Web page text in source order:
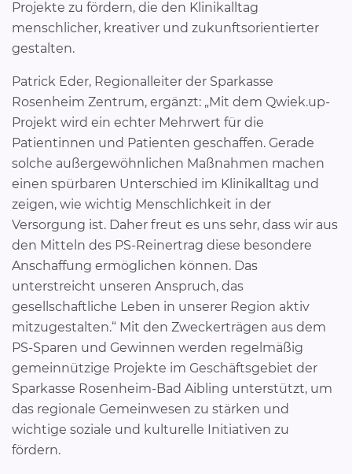
Projekte zu fördern, die den Klinikalltag
menschlicher, kreativer und zukunftsorientierter
gestalten.
Patrick Eder, Regionalleiter der Sparkasse
Rosenheim Zentrum, ergänzt: „Mit dem Qwiek.up-
Projekt wird ein echter Mehrwert für die
Patientinnen und Patienten geschaffen. Gerade
solche außergewöhnlichen Maßnahmen machen
einen spürbaren Unterschied im Klinikalltag und
zeigen, wie wichtig Menschlichkeit in der
Versorgung ist. Daher freut es uns sehr, dass wir aus
den Mitteln des PS-Reinertrag diese besondere
Anschaffung ermöglichen können. Das
unterstreicht unseren Anspruch, das
gesellschaftliche Leben in unserer Region aktiv
mitzugestalten.“ Mit den Zweckerträgen aus dem
PS-Sparen und Gewinnen werden regelmäßig
gemeinnützige Projekte im Geschäftsgebiet der
Sparkasse Rosenheim-Bad Aibling unterstützt, um
das regionale Gemeinwesen zu stärken und
wichtige soziale und kulturelle Initiativen zu
fördern.